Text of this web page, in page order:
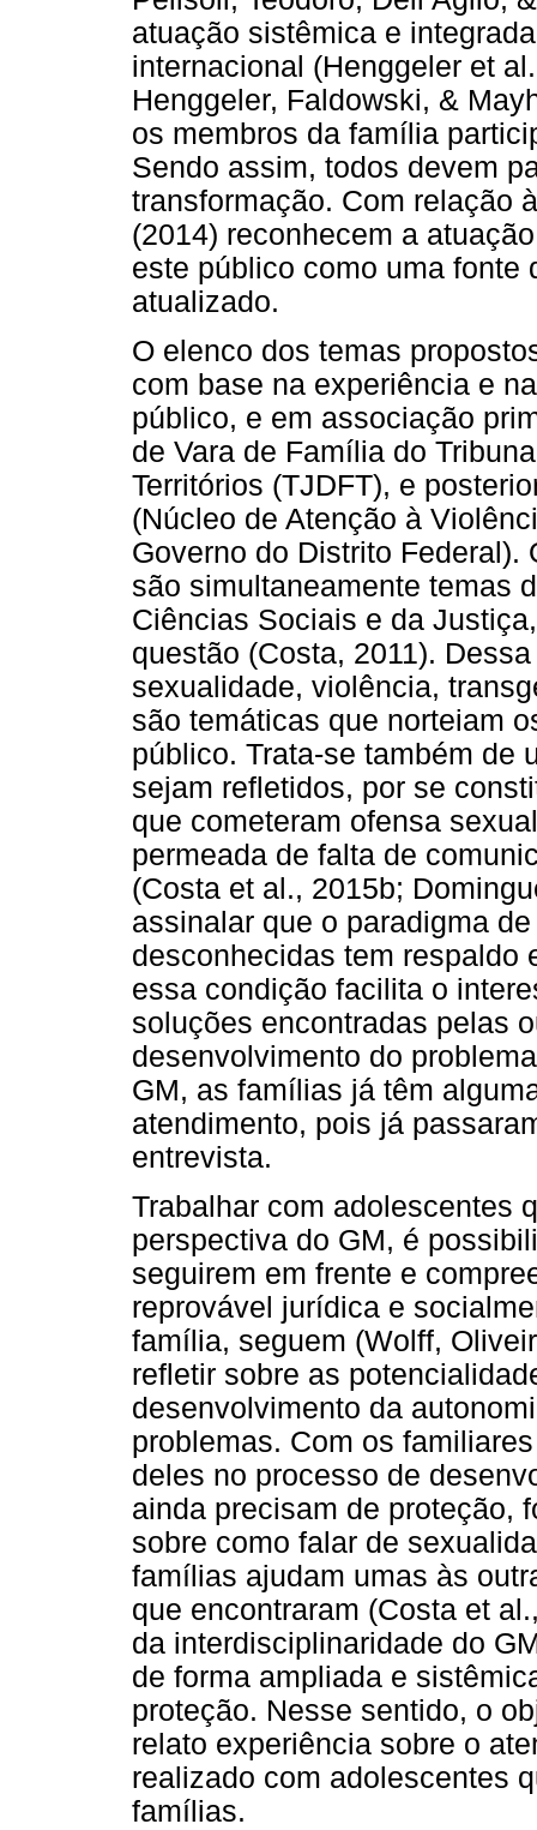
atuação sistêmica e
internacional (Henggeler et
Henggeler, Faldowski, &
os membros da família
Sendo assim, todos devem
transformação. Com relação
(2014) reconhecem a
este público como uma fonte
atualizado.
O elenco dos temas
com base na experiência e
público, e em associação
de Vara de Família do
Territórios (TJDFT), e
(Núcleo de Atenção à
Governo do Distrito
são simultaneamente temas
Ciências Sociais e da
questão (Costa, 2011).
sexualidade, violência,
são temáticas que norteiam
público. Trata-se também de
sejam refletidos, por se
que cometeram ofensa
permeada de falta de
(Costa et al., 2015b;
assinalar que o paradigma
desconhecidas tem respaldo
essa condição facilita o
soluções encontradas pelas
desenvolvimento do
GM, as famílias já têm
atendimento, pois já
entrevista.
Trabalhar com adolescentes
perspectiva do GM, é
seguirem em frente e
reprovável jurídica e
família, seguem (Wolff,
refletir sobre as
desenvolvimento da
problemas. Com os
deles no processo de
ainda precisam de proteção,
sobre como falar de
famílias ajudam umas às
que encontraram (Costa et
da interdisciplinaridade do
de forma ampliada e
proteção. Nesse sentido, o
relato experiência sobre o
realizado com adolescentes
famílias.